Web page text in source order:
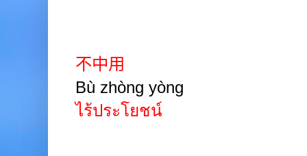
不中用
Bù zhòng yòng
ไร้ประโยชน์